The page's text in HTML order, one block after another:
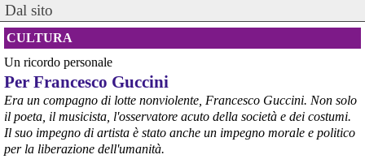
@peacelink - 6/8/2026 21:53
askanews.it/2026/08/05/ex-ilva
“Dal confronto con tutti gli attori e dai contributi raccolti il Governo
elaborerà, come concordato a Palazzo Chigi, un piano straordinario
per Taranto”, avrebbe detto il ministro Urso.
# Taranto #ILVA
Dal sito
CULTURA
Un ricordo personale
Per Francesco Guccini
Era un compagno di lotte nonviolente, Francesco Guccini. Non solo
il poeta, il musicista, l'osservatore acuto della società e dei costumi.
Il suo impegno di artista è stato anche un impegno morale e politico
per la liberazione dell'umanità.